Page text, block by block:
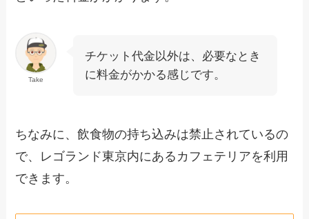
Take
チケット代金以外は、必要なとき
に料金がかかる感じです。
ちなみに、飲食物の持ち込みは禁止されているの
で、レゴランド東京内にあるカフェテリアを利用
できます。